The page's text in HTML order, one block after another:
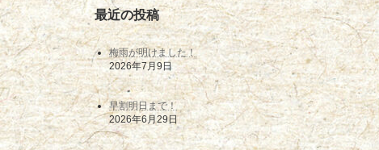
最近の投稿
梅雨が明けました！
2026年7月9日
早割明日まで！
2026年6月29日